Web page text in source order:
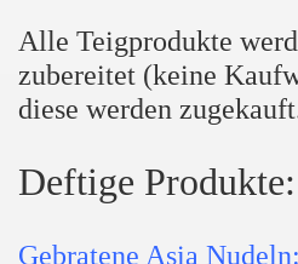
Alle Teigprodukte
zubereitet (keine
diese werden
Deftige Produkte:
Gebratene Asia Nudeln: